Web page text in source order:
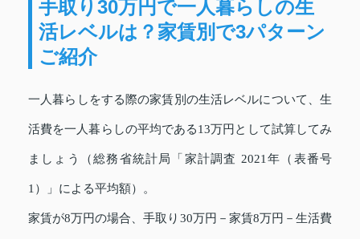
手取り30万円で一人暮らしの生
活レベルは？家賃別で3パターン
ご紹介
一人暮らしをする際の家賃別の生活レベルについて、生
活費を一人暮らしの平均である13万円として試算してみ
ましょう（総務省統計局「家計調査 2021年（表番号
1）」による平均額）。
家賃が8万円の場合、手取り30万円－家賃8万円－生活費